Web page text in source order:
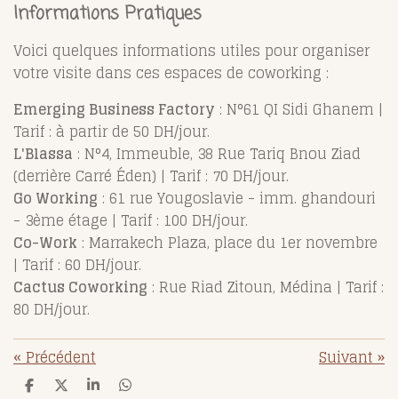
Informations Pratiques
Voici quelques informations utiles pour organiser
votre visite dans ces espaces de coworking :
Emerging Business Factory : N°61 QI Sidi Ghanem |
Tarif : à partir de 50 DH/jour.
L'Blassa : N°4, Immeuble, 38 Rue Tariq Bnou Ziad
(derrière Carré Éden) | Tarif : 70 DH/jour.
Go Working : 61 rue Yougoslavie - imm. ghandouri
- 3ème étage | Tarif : 100 DH/jour.
Co-Work : Marrakech Plaza, place du 1er novembre
| Tarif : 60 DH/jour.
Cactus Coworking : Rue Riad Zitoun, Médina | Tarif :
80 DH/jour.
«Précédent Suivant»
P P P P